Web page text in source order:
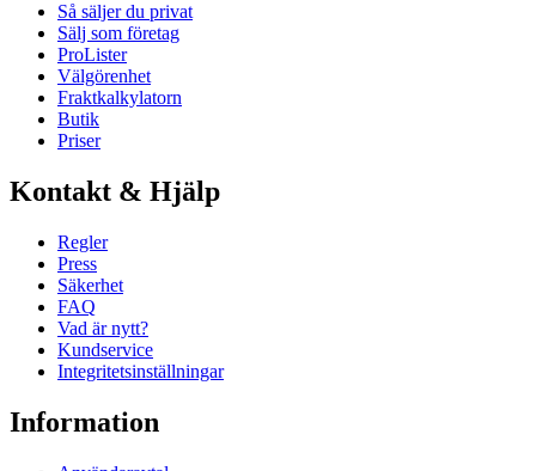
Så säljer du privat
Sälj som företag
ProLister
Välgörenhet
Fraktkalkylatorn
Butik
Priser
Kontakt & Hjälp
Regler
Press
Säkerhet
FAQ
Vad är nytt?
Kundservice
Integritetsinställningar
Information